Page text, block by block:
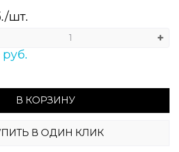
шт.
руб.
В КОРЗИНУ
В ОДИН КЛИК